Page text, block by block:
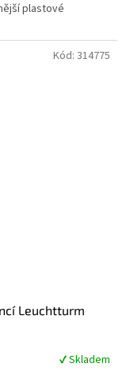
plastové
Leuchtturm
✔ Skladem
Kód: 314775